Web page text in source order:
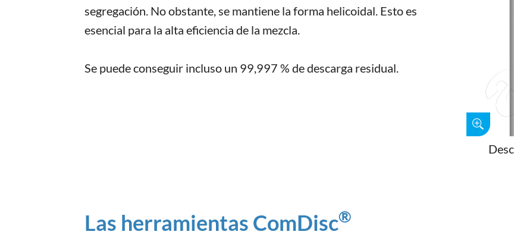
segregación. No obstante, se mantiene la forma helicoidal. Esto es
esencial para la alta eficiencia de la mezcla.
Se puede conseguir incluso un 99,997 % de descarga residual.
Las herramientas ComDisc®